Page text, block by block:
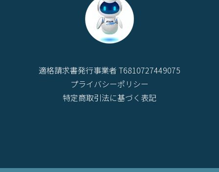
適格請求書発行事業者 T6810727449075
プライバシーポリシー
特定商取引法に基づく表記